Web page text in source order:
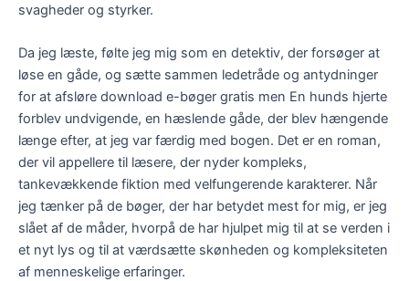
svagheder og styrker.
Da jeg læste, følte jeg mig som en detektiv, der forsøger at
løse en gåde, og sætte sammen ledetråde og antydninger
for at afsløre download e-bøger gratis men En hunds hjerte
forblev undvigende, en hæslende gåde, der blev hængende
længe efter, at jeg var færdig med bogen. Det er en roman,
der vil appellere til læsere, der nyder kompleks,
tankevækkende fiktion med velfungerende karakterer. Når
jeg tænker på de bøger, der har betydet mest for mig, er jeg
slået af de måder, hvorpå de har hjulpet mig til at se verden i
et nyt lys og til at værdsætte skønheden og kompleksiteten
af menneskelige erfaringer.